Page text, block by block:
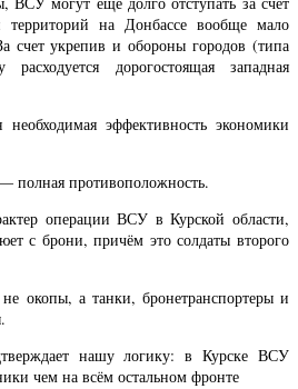
территорий на Донбассе вообще мало
счет укрепив и обороны городов (типа
дорогостоящая западная
необходимая эффективность экономики
полная противоположность.
операции ВСУ в Курской области,
с брони, причём это солдаты второго
окопы, а танки, бронетранспортеры и
нашу логику: в Курске ВСУ
чем на всём остальном фронте